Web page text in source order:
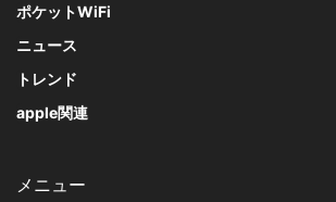
ポケットWiFi
ニュース
トレンド
apple関連